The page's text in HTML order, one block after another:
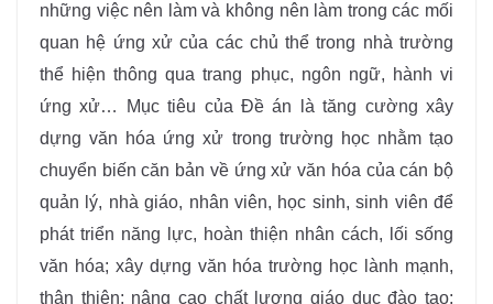
những việc nên làm và không nên làm trong các mối
quan hệ ứng xử của các chủ thể trong nhà trường
thể hiện thông qua trang phục, ngôn ngữ, hành vi
ứng xử… Mục tiêu của Đề án là tăng cường xây
dựng văn hóa ứng xử trong trường học nhằm tạo
chuyển biến căn bản về ứng xử văn hóa của cán bộ
quản lý, nhà giáo, nhân viên, học sinh, sinh viên để
phát triển năng lực, hoàn thiện nhân cách, lối sống
văn hóa; xây dựng văn hóa trường học lành mạnh,
thân thiện; nâng cao chất lượng giáo dục đào tạo;